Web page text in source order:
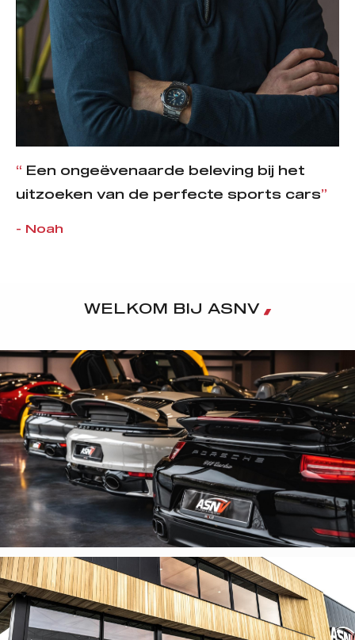
“ Een ongeëvenaarde beleving bij het
uitzoeken van de perfecte sports cars”
- Noah
WELKOM BIJ ASNV